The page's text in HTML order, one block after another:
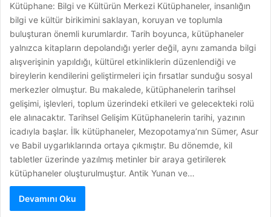
Kütüphane: Bilgi ve Kültürün Merkezi Kütüphaneler, insanlığın
bilgi ve kültür birikimini saklayan, koruyan ve toplumla
buluşturan önemli kurumlardır. Tarih boyunca, kütüphaneler
yalnızca kitapların depolandığı yerler değil, aynı zamanda bilgi
alışverişinin yapıldığı, kültürel etkinliklerin düzenlendiği ve
bireylerin kendilerini geliştirmeleri için fırsatlar sunduğu sosyal
merkezler olmuştur. Bu makalede, kütüphanelerin tarihsel
gelişimi, işlevleri, toplum üzerindeki etkileri ve gelecekteki rolü
ele alınacaktır. Tarihsel Gelişim Kütüphanelerin tarihi, yazının
icadıyla başlar. İlk kütüphaneler, Mezopotamya’nın Sümer, Asur
ve Babil uygarlıklarında ortaya çıkmıştır. Bu dönemde, kil
tabletler üzerinde yazılmış metinler bir araya getirilerek
kütüphaneler oluşturulmuştur. Antik Yunan ve…
Devamını Oku